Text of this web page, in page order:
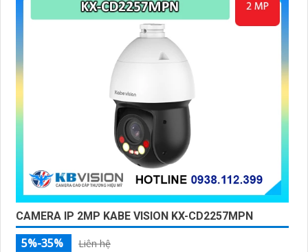
CAMERA IP 2MP KABE VISION KX-CD2257MPN
5%-35%
Liên hệ